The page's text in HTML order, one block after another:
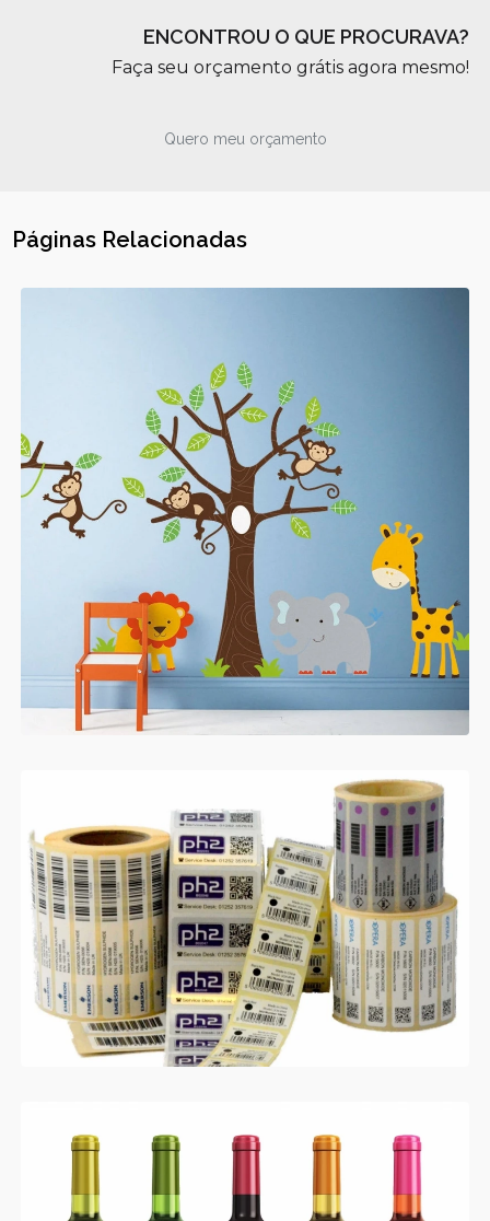
ENCONTROU O QUE PROCURAVA?
Faça seu orçamento grátis agora mesmo!
Quero meu orçamento
Páginas Relacionadas